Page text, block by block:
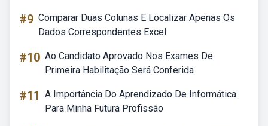
#9 Comparar Duas Colunas E Localizar Apenas Os
Dados Correspondentes Excel
#10 Ao Candidato Aprovado Nos Exames De
Primeira Habilitação Será Conferida
#11 A Importância Do Aprendizado De Informática
Para Minha Futura Profissão